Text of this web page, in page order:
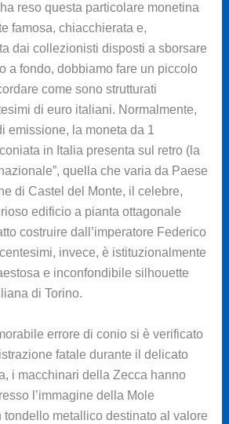
reso questa particolare monetina
famosa, chiacchierata e,
dai collezionisti disposti a sborsare
a fondo, dobbiamo fare un piccolo
come sono strutturati
di euro italiani. Normalmente,
emissione, la moneta da 1
in Italia presenta sul retro (la
quella che varia da Paese
di Castel del Monte, il celebre,
edificio a pianta ottagonale
costruire dall’imperatore Federico
centesimi, invece, è istituzionalmente
e inconfondibile silhouette
di Torino.
errore di conio si è verificato
fatale durante il delicato
i macchinari della Zecca hanno
l’immagine della Mole
metallico destinato al valore